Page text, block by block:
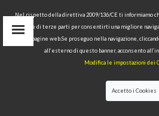
COLLEZIONI >> FLO
Nel rispetto della direttiva 2009/136/CE ti informiamo
tecnici e di terze parti per consentirti una migliore
delle pagine web.Se proseguo nella navigazione,
all’esterno di questo banner, acconsento
Modifica le impostazioni dei
Accetto i Cookies